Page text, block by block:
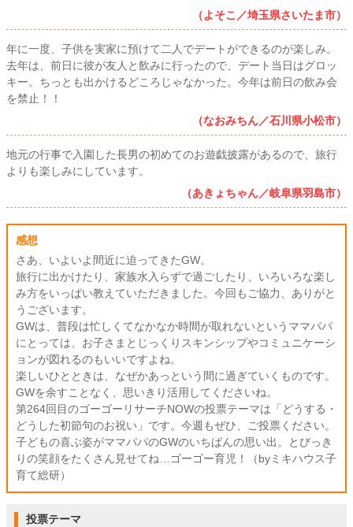
（よそこ／埼玉県さいたま市）
年に一度、子供を実家に預けて二人でデートができるのが楽しみ。
去年は、前日に彼が友人と飲みに行ったので、デート当日はグロッ
キー。ちっとも出かけるどころじゃなかった。今年は前日の飲み会
を禁止！！
（なおみちん／石川県小松市）
地元の行事で入園した長男の初めてのお遊戯披露があるので、旅行
よりも楽しみにしています。
（あきょちゃん／岐阜県羽島市）
感想
さあ、いよいよ間近に迫ってきたGW。
旅行に出かけたり、家族水入らずで過ごしたり、いろいろな楽し
み方をいっぱい教えていただきました。今回もご協力、ありがと
うございます。
GWは、普段は忙しくてなかなか時間が取れないというママパパ
にとっては、お子さまとじっくりスキンシップやコミュニケーシ
ョンが図れるのもいいですよね。
楽しいひとときは、なぜかあっという間に過ぎていくものです。
GWを余すことなく、思いきり活用してくださいね。
第264回目のゴーゴーリサーチNOWの投票テーマは「どうする・
どうした初節句のお祝い」です。今週もぜひ、ご投票ください。
子どもの喜ぶ姿がママパパのGWのいちばんの思い出。とびっき
りの笑顔をたくさん見せてね…ゴーゴー育児！（byミキハウス子
育て総研）
投票テーマ